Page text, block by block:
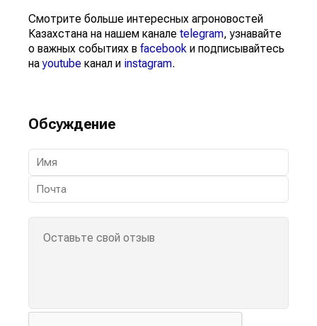
Смотрите больше интересных агроновостей
Казахстана на нашем канале telegram, узнавайте
о важных событиях в facebook и подписывайтесь
наyoutube канал и instagram.
Обсуждение